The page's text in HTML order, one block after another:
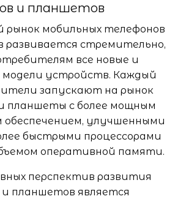
и планшетов
рынок мобильных телефонов
развивается стремительно,
все новые и
устройств. Каждый
запускают на рынок
планшеты с более мощным
улучшенными
быстрыми процессорами
оперативной памяти.
перспектив развития
планшетов является